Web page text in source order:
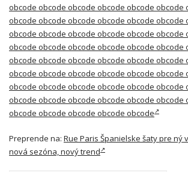
obcode obcode obcode obcode obcode obcode
obcode obcode obcode obcode obcode obcode
obcode obcode obcode obcode obcode obcode
obcode obcode obcode obcode obcode obcode
obcode obcode obcode obcode obcode obcode
obcode obcode obcode obcode obcode obcode
obcode obcode obcode obcode obcode obcode
obcode obcode obcode obcode obcode obcode
obcode obcode obcode obcode obcode
Preprende na: Rue Paris Španielske šaty pre ný
nová sezóna, nový trend